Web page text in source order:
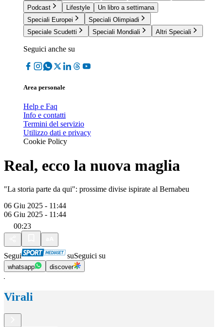
Podcast
Lifestyle
Un libro a settimana
Speciali Europei
Speciali Olimpiadi
Speciale Scudetti
Speciali Mondiali Altri Speciali
Seguici anche su
Area personale
Help e Faq
Info e contatti
Termini del servizio
Utilizzo dati e privacy
Cookie Policy
Real, ecco la nuova maglia
"La storia parte da qui": prossime divise ispirate al Bernabeu
06 Giu 2025 - 11:44
06 Giu 2025 - 11:44
00:23
Segui suSeguici su
whatsapp discover
Virali